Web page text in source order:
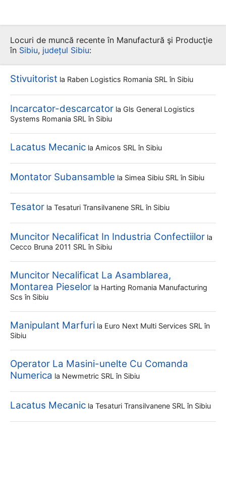
Locuri de muncă recente în Manufactură şi Producţie
în Sibiu, județul Sibiu:
Stivuitorist la Raben Logistics Romania SRL în Sibiu
Incarcator-descarcator la Gls General Logistics
Systems Romania SRL în Sibiu
Lacatus Mecanic la Amicos SRL în Sibiu
Montator Subansamble la Simea Sibiu SRL în Sibiu
Tesator la Tesaturi Transilvanene SRL în Sibiu
Muncitor Necalificat In Industria Confectiilor la
Cecco Bruna 2011 SRL în Sibiu
Muncitor Necalificat La Asamblarea,
Montarea Pieselor la Harting Romania Manufacturing
Scs în Sibiu
Manipulant Marfuri la Euro Next Multi Services SRL în
Sibiu
Operator La Masini-unelte Cu Comanda
Numerica la Newmetric SRL în Sibiu
Lacatus Mecanic la Tesaturi Transilvanene SRL în Sibiu